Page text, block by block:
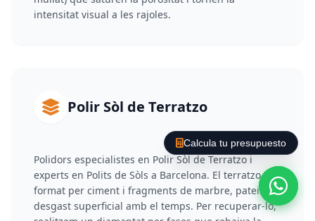
intensitat visual a les rajoles.
Polir Sòl de Terratzo
Polidors especialistes en Polir Sòl de Terratzo i
experts en Polits de Sòls a Barcelona. El terratzo,
format per ciment i fragments de marbre, pateix
desgast superficial amb el temps. Per recuperar-lo,
Calcula tu presupuesto